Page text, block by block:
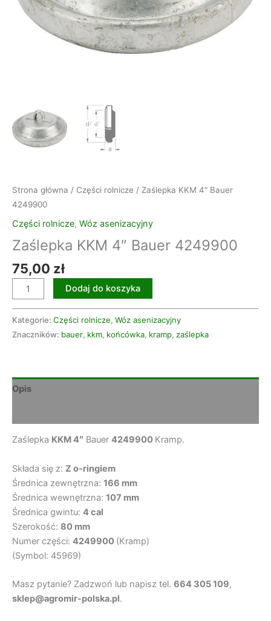
Strona główna / Części rolnicze / Zaślepka KKM 4″ Bauer
4249900
Części rolnicze, Wóz asenizacyjny
Zaślepka KKM 4″ Bauer 4249900
75,00 zł
Dodaj do koszyka
Kategorie: Części rolnicze, Wóz asenizacyjny
Znaczników: bauer, kkm, końcówka, kramp, zaślepka
Opis
Zaślepka KKM 4″ Bauer 4249900 Kramp.
Składa się z: Z o-ringiem
Średnica zewnętrzna: 166 mm
Średnica wewnętrzna: 107 mm
Średnica gwintu: 4 cal
Szerokość: 80 mm
Numer części: 4249900 (Kramp)
(Symbol: 45969)
Masz pytanie? Zadzwoń lub napisz tel. 664 305 109,
sklep@agromir-polska.pl.